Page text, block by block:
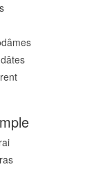
âmes
âtes